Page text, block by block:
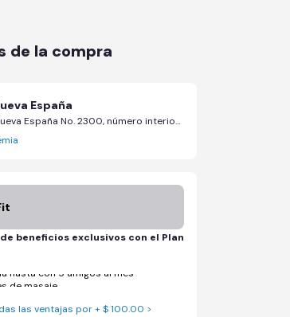
de la compra
España
Avenida Nueva España No. 2300, número interior A-2, esquina con vialidad CH-P, 2300 - Chihuahua, Chihuahua
beneficios exclusivos con el Plan
de masaje
las ventajas por + $ 100.00 >